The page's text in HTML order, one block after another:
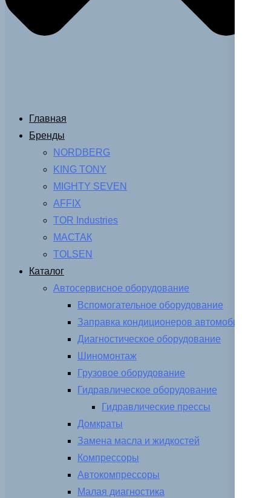
Главная
Бренды
NORDBERG
KING TONY
MIGHTY SEVEN
AFFIX
TOR Industries
МАСТАК
TOLSEN
Каталог
Автосервисное оборудование
Вспомогательное оборудование
Заправка кондиционеров автомобиля
Диагностическое оборудование
Шиномонтаж
Грузовое оборудование
Гидравлическое оборудование
Гидравлические прессы
Домкраты
Замена масла и жидкостей
Компрессоры
Автокомпрессоры
Малая диагностика